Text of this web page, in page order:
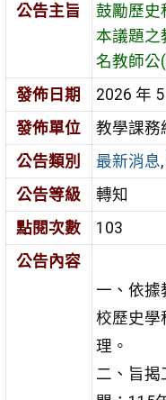
公告主旨
鼓勵歷史
本議題之
名教師公
發佈日期
2026 年
發佈單位
教學課務
公告類別
最新消息,
公告等級
轉知
點閱次數
103
公告內容
一、依據
校歷史學
理。
二、旨揭